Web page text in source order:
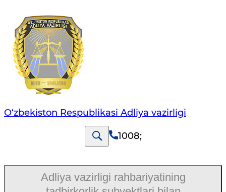
O‘zbekiston Respublikasi Adliya vazirligi
1008;
Adliya vazirligi rahbariyatining